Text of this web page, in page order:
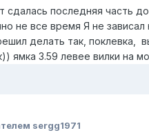
сдалась последняя часть
не все время Я не
делать так, поклевка,
ямка 3.59 левее вилки на
sergg1971